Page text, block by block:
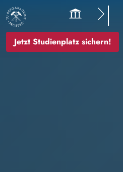
Jetzt Studienplatz sichern!
Bild